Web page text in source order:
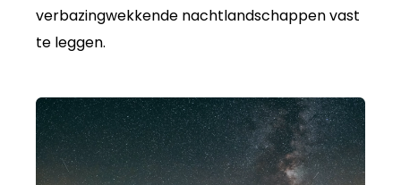
verbazingwekkende nachtlandschappen vast
te leggen.